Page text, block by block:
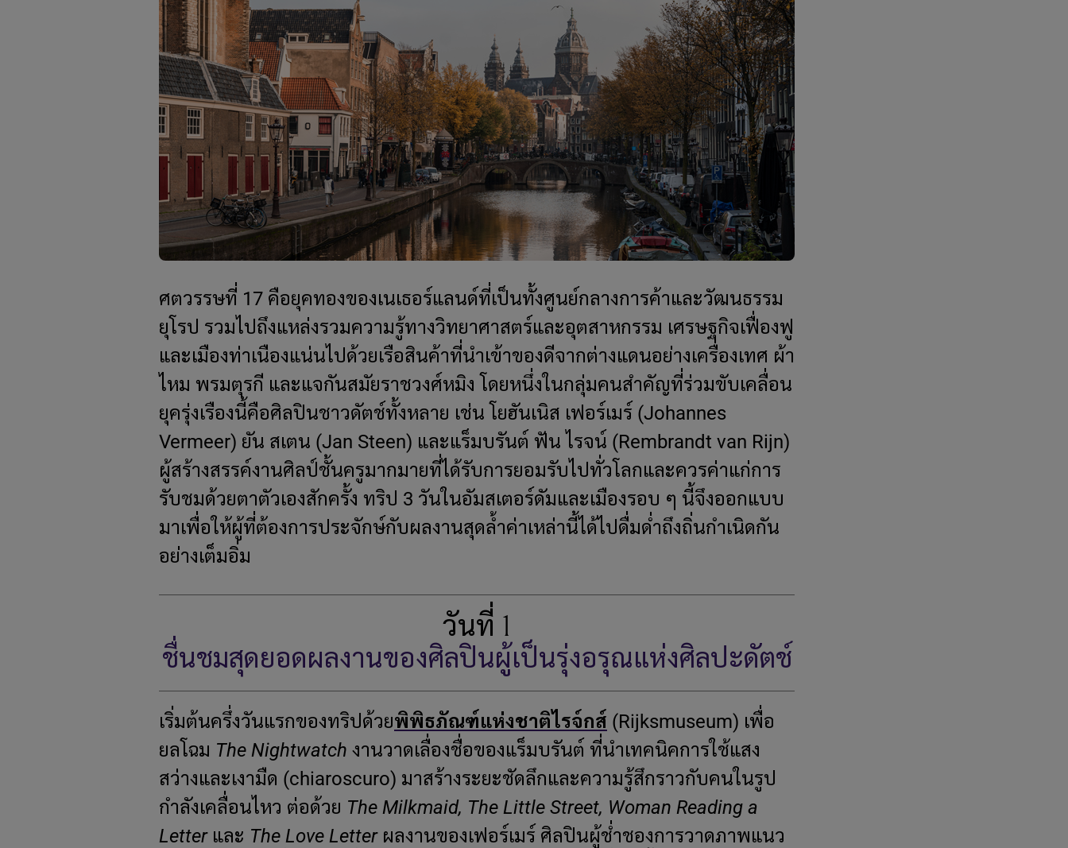
ศตวรรษที่ 17 คือยุคทองของเนเธอร์แลนด์ที่เป็นทั้งศูนย์กลางการค้าและวัฒนธรรม
ยุโรป รวมไปถึงแหล่งรวมความรู้ทางวิทยาศาสตร์และอุตสาหกรรม เศรษฐกิจเฟื่องฟู
และเมืองท่าเนืองแน่นไปด้วยเรือสินค้าที่นำเข้าของดีจากต่างแดนอย่างเครื่องเทศ ผ้า
ไหม พรมตุรกี และแจกันสมัยราชวงศ์หมิง โดยหนึ่งในกลุ่มคนสำคัญที่ร่วมขับเคลื่อน
ยุครุ่งเรืองนี้คือศิลปินชาวดัตช์ทั้งหลาย เช่น โยฮันเนิส เฟอร์เมร์ (Johannes
Vermeer) ยัน สเตน (Jan Steen) และแร็มบรันต์ ฟัน ไรจน์ (Rembrandt van Rijn)
ผู้สร้างสรรค์งานศิลป์ชั้นครูมากมายที่ได้รับการยอมรับไปทั่วโลกและควรค่าแก่การ
รับชมด้วยตาตัวเองสักครั้ง ทริป 3 วันในอัมสเตอร์ดัมและเมืองรอบ ๆ นี้จึงออกแบบ
มาเพื่อให้ผู้ที่ต้องการประจักษ์กับผลงานสุดล้ำค่าเหล่านี้ได้ไปดื่มด่ำถึงถิ่นกำเนิดกัน
อย่างเต็มอิ่ม
วันที่ 1
ชื่นชมสุดยอดผลงานของศิลปินผู้เป็นรุ่งอรุณแห่งศิลปะดัตช์
เริ่มต้นครึ่งวันแรกของทริปด้วยพิพิธภัณฑ์แห่งชาติไรจ์กส์ (Rijksmuseum) เพื่อ
ยลโฉม The Nightwatch งานวาดเลื่องชื่อของแร็มบรันต์ ที่นำเทคนิคการใช้แสง
สว่างและเงามืด (chiaroscuro) มาสร้างระยะชัดลึกและความรู้สึกราวกับคนในรูป
กำลังเคลื่อนไหว ต่อด้วย The Milkmaid, The Little Street, Woman Reading a
Letterและ The Love Letterผลงานของเฟอร์เมร์ ศิลปินผู้ช่ำชองการวาดภาพแนว